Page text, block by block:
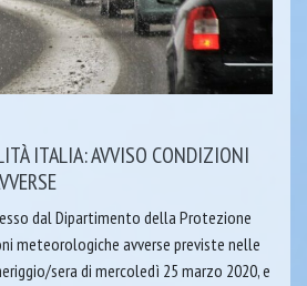
ITALIA: AVVISO CONDIZIONI
dal Dipartimento della Protezione
meteorologiche avverse previste nelle
sera di mercoledì 25 marzo 2020, e